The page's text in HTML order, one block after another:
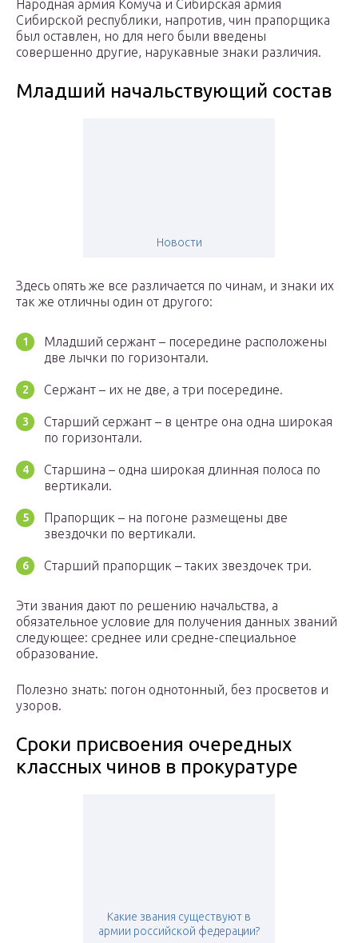
Народная армия Комуча и Сибирская армия
Сибирской республики, напротив, чин прапорщика
был оставлен, но для него были введены
совершенно другие, нарукавные знаки различия.
Младший начальствующий состав
Новости
Здесь опять же все различается по чинам, и знаки их
так же отличны один от другого:
Младший сержант – посередине расположены
две лычки по горизонтали.
Сержант – их не две, а три посередине.
Старший сержант – в центре она одна широкая
по горизонтали.
Старшина – одна широкая длинная полоса по
вертикали.
Прапорщик – на погоне размещены две
звездочки по вертикали.
Старший прапорщик – таких звездочек три.
Эти звания дают по решению начальства, а
обязательное условие для получения данных званий
следующее: среднее или средне-специальное
образование.
Полезно знать: погон однотонный, без просветов и
узоров.
Сроки присвоения очередных
классных чинов в прокуратуре
Какие звания существуют в
армии российской федерации?